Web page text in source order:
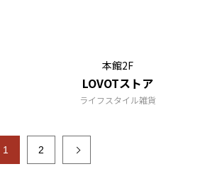
本館2F
LOVOTストア
ライフスタイル雑貨
1 2